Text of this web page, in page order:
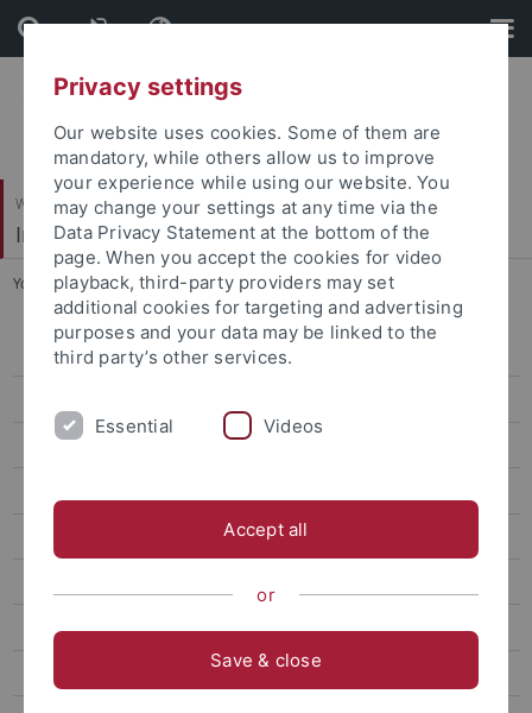
Skip
to
content
Skip
to
footer
Wirtschafts- und Sozialwissenschaftliche Fakultät
Institut für Sportwissenschaft
You are here: Startseite ... Dr. Ikechukwu Ejekwumadu
Sportökonomik, Sportmanagement und Sportpublizistik
Biomechanik, Bewegungs- und Trainingswissenschaft
Jasmin Brecht
Dr. Sandra Dreher Mansur
Privacy settings
Our website uses cookies. Some of them are
mandatory, while others allow us to improve
your experience while using our website. You
may change your settings at any time via the
Data Privacy Statement at the bottom of the
page. When you accept the cookies for video
playback, third-party providers may set
additional cookies for targeting and advertising
purposes and your data may be linked to the
third party’s other services.
Essential Videos
Accept all
or
Save & close